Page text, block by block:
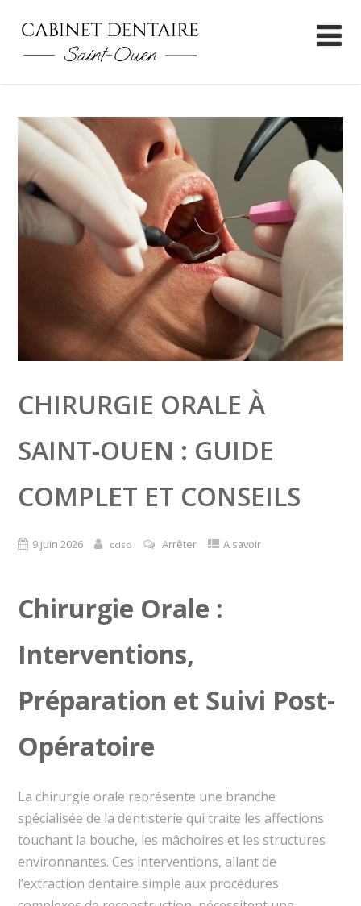
CHIRURGIE ORALE À
SAINT-OUEN : GUIDE
COMPLET ET CONSEILS
9 juin 2026 cdso Arrêter A savoir
Chirurgie Orale :
Interventions,
Préparation et Suivi Post-
Opératoire
La chirurgie orale représente une branche
spécialisée de la dentisterie qui traite les affections
touchant la bouche, les mâchoires et les structures
environnantes. Ces interventions, allant de
l’extraction dentaire simple aux procédures